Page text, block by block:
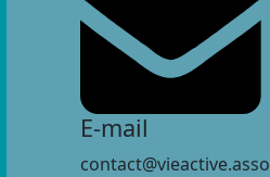
E-mail